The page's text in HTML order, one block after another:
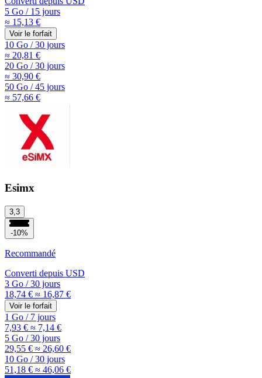
5 Go /15 jours
≈ 15,13 €
Voir le forfait
10 Go /30 jours
≈ 20,81 €
20 Go /30 jours
≈ 30,90 €
50 Go /45 jours
≈ 57,66 €
Esimx
3,3
-10%
Recommandé
Converti depuis USD
3 Go /30 jours
18,74 € ≈ 16,87 €
Voir le forfait
1 Go /7 jours
7,93 € ≈ 7,14 €
5 Go /30 jours
29,55 € ≈ 26,60 €
10 Go /30 jours
51,18 € ≈ 46,06 €